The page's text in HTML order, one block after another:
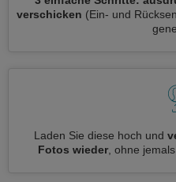
verschicken (Ein- und
Laden Sie diese hoch und
Fotos wieder, ohne